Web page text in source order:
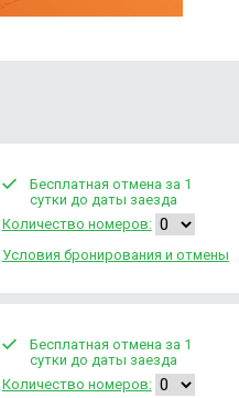
Бесплатная отмена за 1
сутки до даты заезда
Количество номеров:
Условия бронирования и отмены
Бесплатная отмена за 1
сутки до даты заезда
Количество номеров: